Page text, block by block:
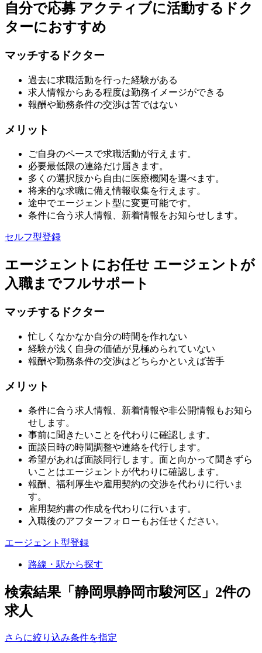
自分で応募 アクティブに活動するドク
ターにおすすめ
マッチするドクター
過去に求職活動を行った経験がある
求人情報からある程度は勤務イメージができる
報酬や勤務条件の交渉は苦ではない
メリット
ご自身のペースで求職活動が行えます。
必要最低限の連絡だけ届きます。
多くの選択肢から自由に医療機関を選べます。
将来的な求職に備え情報収集を行えます。
途中でエージェント型に変更可能です。
条件に合う求人情報、新着情報をお知らせします。
セルフ型登録
エージェントにお任せ エージェントが
入職までフルサポート
マッチするドクター
忙しくなかなか自分の時間を作れない
経験が浅く自身の価値が見極められていない
報酬や勤務条件の交渉はどちらかといえば苦手
メリット
条件に合う求人情報、新着情報や非公開情報もお知ら
せします。
事前に聞きたいことを代わりに確認します。
面談日時の時間調整や連絡を代行します。
希望があれば面談同行します。面と向かって聞きずら
いことはエージェントが代わりに確認します。
報酬、福利厚生や雇用契約の交渉を代わりに行いま
す。
雇用契約書の作成を代わりに行います。
入職後のアフターフォローもお任せください。
エージェント型登録
路線・駅から探す
検索結果「静岡県静岡市駿河区」 2件の
求人
さらに絞り込み条件を指定